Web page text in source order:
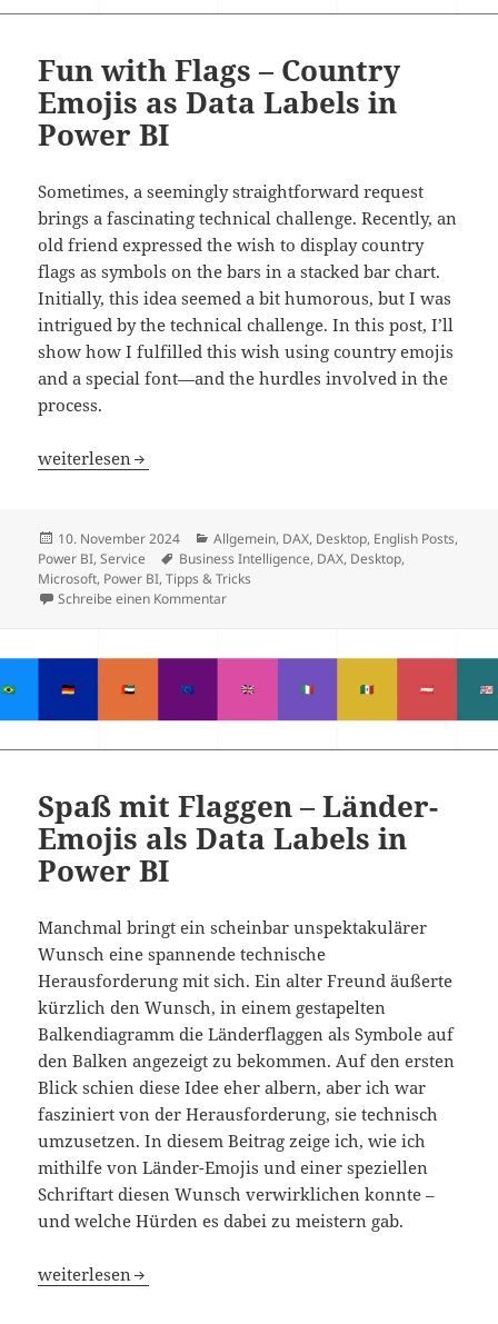
Fun with Flags – Country
Emojis as Data Labels in
Power BI
Sometimes, a seemingly straightforward request
brings a fascinating technical challenge. Recently, an
old friend expressed the wish to display country
flags as symbols on the bars in a stacked bar chart.
Initially, this idea seemed a bit humorous, but I was
intrigued by the technical challenge. In this post, I’ll
show how I fulfilled this wish using country emojis
and a special font—and the hurdles involved in the
process.
Fun with Flags – Country Emojis as Data Labels in Power
weiterlesen
Veröffentlicht
am
10. November 2024 Kategorien
Allgemein, DAX, Desktop, English Posts,
Power BI,Service Schlagwörter
Business Intelligence, DAX, Desktop,
Microsoft, Power BI,Tipps & Tricks
Schreibe einen Kommentarzu Fun with Flags – Country Emojis as Data
Spaß mit Flaggen – Länder-
Emojis als Data Labels in
Power BI
Manchmal bringt ein scheinbar unspektakulärer
Wunsch eine spannende technische
Herausforderung mit sich. Ein alter Freund äußerte
kürzlich den Wunsch, in einem gestapelten
Balkendiagramm die Länderflaggen als Symbole auf
den Balken angezeigt zu bekommen. Auf den ersten
Blick schien diese Idee eher albern, aber ich war
fasziniert von der Herausforderung, sie technisch
umzusetzen. In diesem Beitrag zeige ich, wie ich
mithilfe von Länder-Emojis und einer speziellen
Schriftart diesen Wunsch verwirklichen konnte –
und welche Hürden es dabei zu meistern gab.
Spaß mit Flaggen – Länder-Emojis als Data Labels in
weiterlesen